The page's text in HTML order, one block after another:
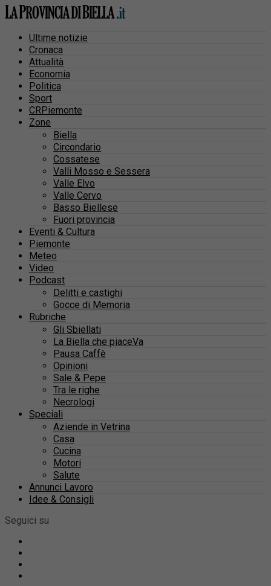
Ultime notizie
Cronaca
Attualità
Economia
Politica
Sport
CRPiemonte
Zone
Biella
Circondario
Cossatese
Valli Mosso e Sessera
Valle Elvo
Valle Cervo
Basso Biellese
Fuori provincia
Eventi & Cultura
Piemonte
Meteo
Video
Podcast
Delitti e castighi
Gocce di Memoria
Rubriche
Gli Sbiellati
La Biella che piaceVa
Pausa Caffè
Opinioni
Sale & Pepe
Tra le righe
Necrologi
Speciali
Aziende in Vetrina
Casa
Cucina
Motori
Salute
Annunci Lavoro
Idee & Consigli
Seguici su